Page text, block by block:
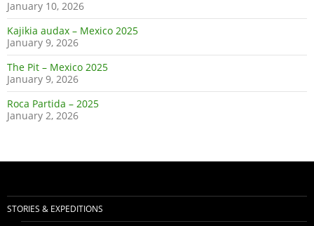
January 10, 2026
Kajikia audax – Mexico 2025
January 9, 2026
The Pit – Mexico 2025
January 9, 2026
Roca Partida – 2025
January 2, 2026
STORIES & EXPEDITIONS